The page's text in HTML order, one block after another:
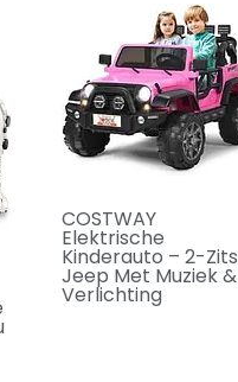
COSTWAY
Elektrische
Kinderauto – 2-Zits
Jeep Met Muziek &
Verlichting